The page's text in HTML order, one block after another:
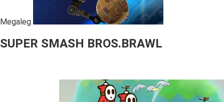
Megaleg
SUPER SMASH BROS.BRAWL